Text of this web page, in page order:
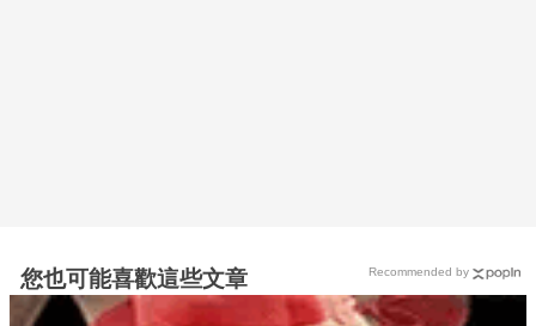
您也可能喜歡這些文章 Recommended by